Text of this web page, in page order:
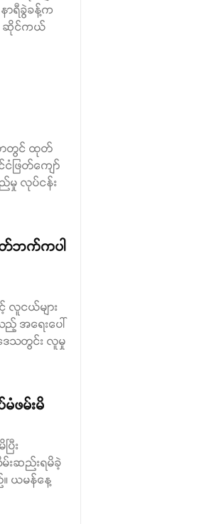
ာရီခွဲခန့်က
တ် ဆိုင်ကယ်
စာတွင် ထုတ်
ဖြတ်ကျော်
မှု လုပ်ငန်း
တ်ဘက်ကပါ
လူငယ်များ
အရေးပေါ်
ေသတွင်း လူမှု
ဖမ်းမိ
ြီး
းဆည်းရမိခဲ့
။ ယမန်နေ့